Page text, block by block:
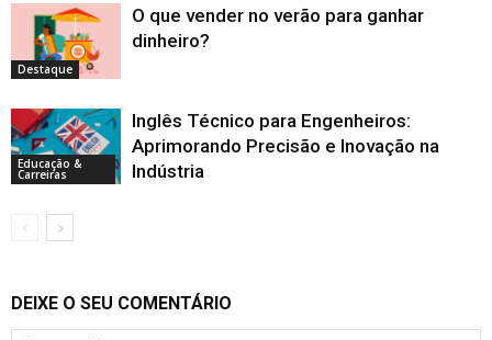
Destaque
O que vender no verão para ganhar
dinheiro?
Educação &
Carreiras
Inglês Técnico para Engenheiros:
Aprimorando Precisão e Inovação na
Indústria
DEIXE O SEU COMENTÁRIO